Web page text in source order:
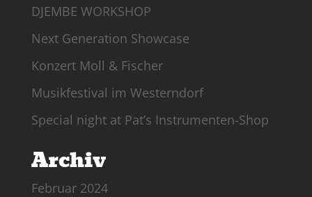
DJEMBE WORKSHOP
Next Generation Showcase
Konzert Moll & Fischer
Musikfestival im Westerndorf
Special night at Pat’s Instrumenten-Shop
Archiv
Februar 2024